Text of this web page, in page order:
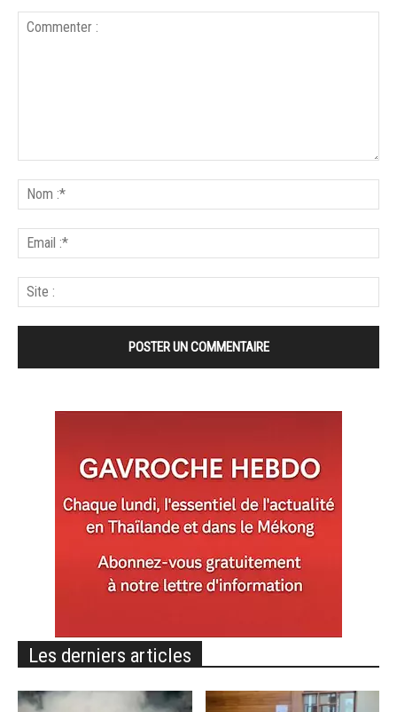
Les derniers articles